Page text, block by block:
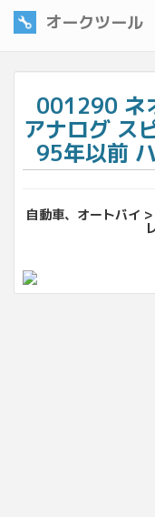
オークツール
001290 ネ
アナログ ス
95年以前
自動車、オートバイ